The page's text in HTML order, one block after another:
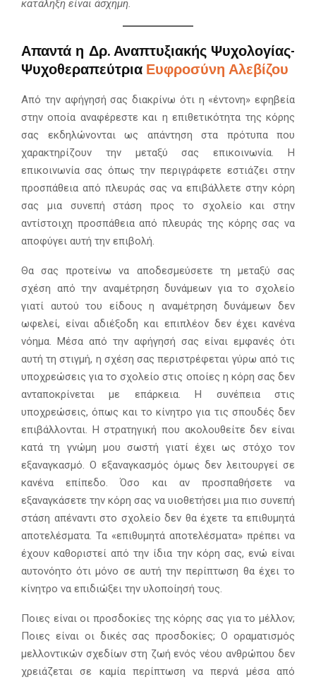
κατάληξη είναι άσχημη.
Απαντά η Δρ. Αναπτυξιακής Ψυχολογίας-
ΨυχοθεραπεύτριαΕυφροσύνη Αλεβίζου
Από την αφήγησή σας διακρίνω ότι η «έντονη» εφηβεία
στην οποία αναφέρεστε και η επιθετικότητα της κόρης
σας εκδηλώνονται ως απάντηση στα πρότυπα που
χαρακτηρίζουν την μεταξύ σας επικοινωνία. Η
επικοινωνία σας όπως την περιγράφετε εστιάζει στην
προσπάθεια από πλευράς σας να επιβάλλετε στην κόρη
σας μια συνεπή στάση προς το σχολείο και στην
αντίστοιχη προσπάθεια από πλευράς της κόρης σας να
αποφύγει αυτή την επιβολή.
Θα σας προτείνω να αποδεσμεύσετε τη μεταξύ σας
σχέση από την αναμέτρηση δυνάμεων για το σχολείο
γιατί αυτού του είδους η αναμέτρηση δυνάμεων δεν
ωφελεί, είναι αδιέξοδη και επιπλέον δεν έχει κανένα
νόημα. Μέσα από την αφήγησή σας είναι εμφανές ότι
αυτή τη στιγμή, η σχέση σας περιστρέφεται γύρω από τις
υποχρεώσεις για το σχολείο στις οποίες η κόρη σας δεν
ανταποκρίνεται με επάρκεια. Η συνέπεια στις
υποχρεώσεις, όπως και το κίνητρο για τις σπουδές δεν
επιβάλλονται. Η στρατηγική που ακολουθείτε δεν είναι
κατά τη γνώμη μου σωστή γιατί έχει ως στόχο τον
εξαναγκασμό. Ο εξαναγκασμός όμως δεν λειτουργεί σε
κανένα επίπεδο. Όσο και αν προσπαθήσετε να
εξαναγκάσετε την κόρη σας να υιοθετήσει μια πιο συνεπή
στάση απέναντι στο σχολείο δεν θα έχετε τα επιθυμητά
αποτελέσματα. Τα «επιθυμητά αποτελέσματα» πρέπει να
έχουν καθοριστεί από την ίδια την κόρη σας, ενώ είναι
αυτονόητο ότι μόνο σε αυτή την περίπτωση θα έχει το
κίνητρο να επιδιώξει την υλοποίησή τους.
Ποιες είναι οι προσδοκίες της κόρης σας για το μέλλον;
Ποιες είναι οι δικές σας προσδοκίες; Ο οραματισμός
μελλοντικών σχεδίων στη ζωή ενός νέου ανθρώπου δεν
χρειάζεται σε καμία περίπτωση να περνά μέσα από